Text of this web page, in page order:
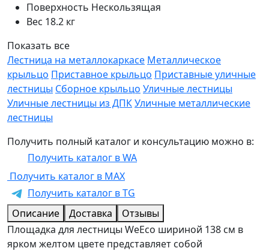
Поверхность Нескользящая
Вес 18.2 кг
Показать все
Лестница на металлокаркасе Металлическое
крыльцо Приставное крыльцо Приставные уличные
лестницы Сборное крыльцо Уличные лестницы
Уличные лестницы из ДПКУличные металлические
лестницы
Получить полный каталог и консультацию можно в:
Получить каталог в WA
Получить каталог в MAX
Получить каталог в TG
Описание
Доставка
Отзывы
Площадка для лестницы WeEco шириной 138 см в
ярком желтом цвете представляет собой